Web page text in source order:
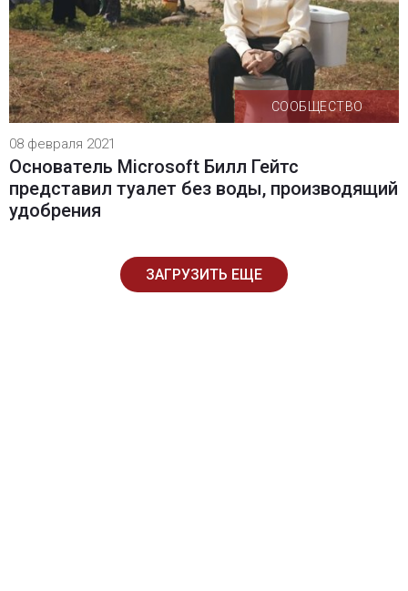
СООБЩЕСТВО
08 февраля 2021
Основатель Microsoft Билл Гейтс
представил туалет без воды, производящий
удобрения
ЗАГРУЗИТЬ ЕЩЕ